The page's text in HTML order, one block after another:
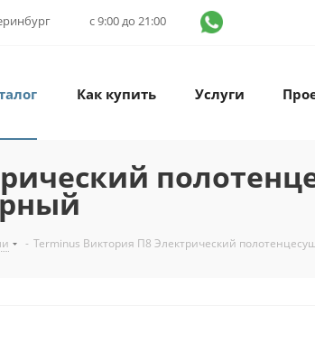
с 9:00 до 21:00
Как купить Услуги
- Terminus Виктория П8 Электрический